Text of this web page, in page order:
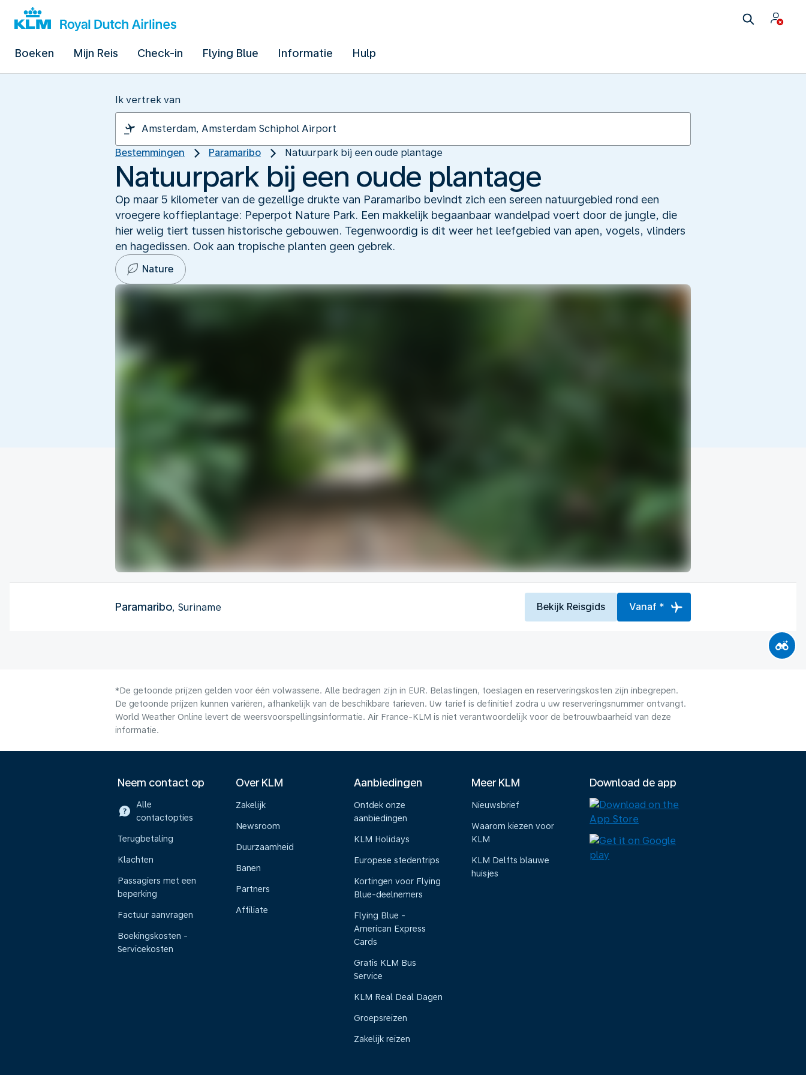
Boeken Mijn Reis Check-in Flying Blue Informatie Hulp
Ik vertrek van
Bestemmingen Paramaribo Natuurpark bij een oude plantage
Natuurpark bij een oude plantage
Op maar 5 kilometer van de gezellige drukte van Paramaribo bevindt zich een sereen natuurgebied rond een
vroegere koffieplantage: Peperpot Nature Park. Een makkelijk begaanbaar wandelpad voert door de jungle, die
hier welig tiert tussen historische gebouwen. Tegenwoordig is dit weer het leefgebied van apen, vogels, vlinders
en hagedissen. Ook aan tropische planten geen gebrek.
Nature
Paramaribo, Suriname Bekijk Reisgids Vanaf *
*De getoonde prijzen gelden voor één volwassene. Alle bedragen zijn in EUR. Belastingen, toeslagen en reserveringskosten zijn inbegrepen.
De getoonde prijzen kunnen variëren, afhankelijk van de beschikbare tarieven. Uw tarief is definitief zodra u uw reserveringsnummer ontvangt.
World Weather Online levert de weersvoorspellingsinformatie. Air France-KLM is niet verantwoordelijk voor de betrouwbaarheid van deze
informatie.
Neem contact op
Alle
contactopties
Terugbetaling
Klachten
Passagiers met een
beperking
Factuur aanvragen
Boekingskosten -
Servicekosten
Over KLM
Zakelijk
Newsroom
Duurzaamheid
Banen
Partners
Affiliate
Aanbiedingen
Ontdek onze
aanbiedingen
KLM Holidays
Europese stedentrips
Kortingen voor Flying
Blue-deelnemers
Flying Blue -
American Express
Cards
Gratis KLM Bus
Service
KLM Real Deal Dagen
Groepsreizen
Zakelijk reizen
Meer KLM
Nieuwsbrief
Waarom kiezen voor
KLM
KLM Delfts blauwe
huisjes
Download de app